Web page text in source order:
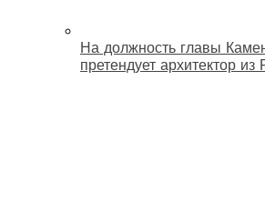
На должность главы
претендует архитектор из